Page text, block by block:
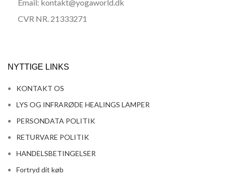
Email: kontakt@yogaworld.dk
CVR NR. 21333271
NYTTIGE LINKS
KONTAKT OS
LYS OG INFRARØDE HEALINGS LAMPER
PERSONDATA POLITIK
RETURVARE POLITIK
HANDELSBETINGELSER
Fortryd dit køb